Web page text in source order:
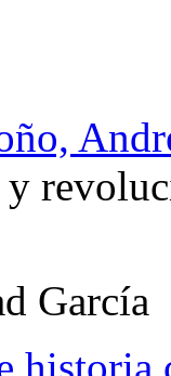
García
historia